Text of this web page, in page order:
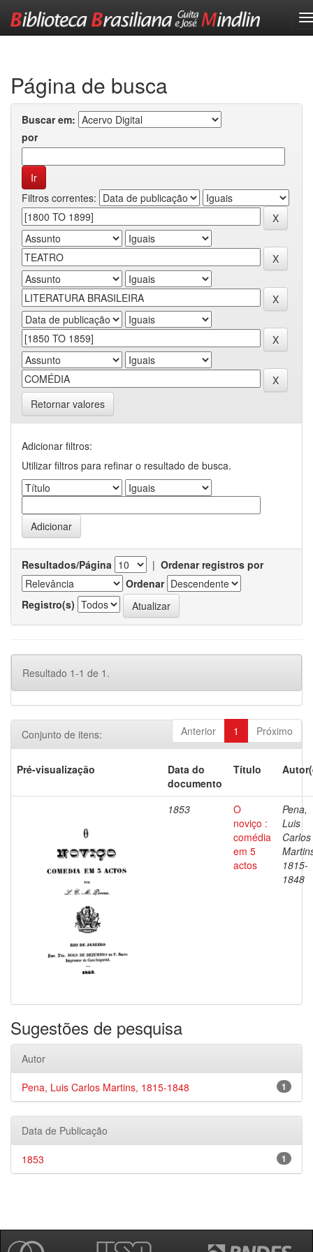
Página de busca
Buscar em:
por
Filtros correntes:
Retornar valores
Adicionar filtros:
Utilizar filtros para refinar o resultado de busca.
Resultados/Página | Ordenar registros por
Ordenar
Registro(s)
Resultado 1-1 de 1.
Anterior 1 Próximo
Conjunto de itens:
Pré-visualização
Data do
documento
Título
1853
O
noviço :
comédia
em 5
actos
Pena,
Luis
Carlos
1815-
1848
Sugestões de pesquisa
Autor
1
Pena, Luis Carlos Martins, 1815-1848
Data de Publicação
1
1853